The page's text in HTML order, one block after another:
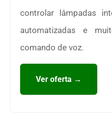
controlar lâmpadas
automatizadas e
comando de voz.
Ver oferta →